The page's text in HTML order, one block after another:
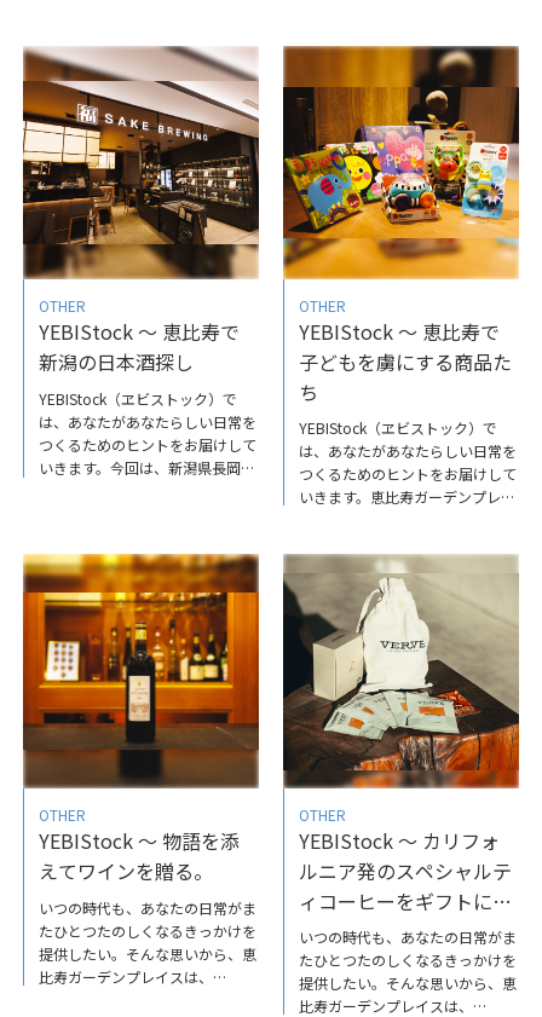
のご紹介です。賃貸でも手軽に模
様替えが楽しめるので、ぜひ一度
訪れて、毎日の暮らしを彩るヒン
トを探してみてはいかがでしょう
か。詳しくはこちらから
YEBIStock～DIY初体験でも楽し
める都市型店舗
ろんのこと、ランチ会食にも活用
できる『LUCISGARDEN恵比寿』
のご紹介です。 おすすめの逸品
は『モッツアレラ入り海老のオリ
エンタルチリソース』。新感覚の
海老チリを味わって、新たな中華
の世界を感じてみてください
♪ 詳しくはこちらからYEBIStock
～プリプリ食感が美味な新感覚の
海老チリ
OTHER
YEBIStock ～ 恵比寿で
新潟の日本酒探し
YEBIStock（ヱビストック）で
は、あなたがあなたらしい日常を
つくるための​ヒントをお届けして
いきます。今回は、新潟県長岡市
のご紹介です。店内には主力銘柄
「お福正宗」から厳選した大吟醸
酒、吟醸酒、純米酒をはじめ、
18品種27種類をご用意。新潟定
番の“淡麗辛口”ではなく、米の旨
みと甘味を引き出したアイテムが
充実しています✨イートインカウ
ンターでは気に入った酒をその場
で楽しむことができる「お福酒造
を知っていただく3種飲み比べセ
ット」などがあり、おすすめです
♪詳しくはこちらからYEBIStock
～恵比寿で新潟の日本酒探し
OTHER
YEBIStock ～ 恵比寿で
子どもを虜にする商品た
ち
YEBIStock（ヱビストック）で
は、あなたがあなたらしい日常を
つくるための​ヒントをお届けして
いきます。恵比寿ガーデンプレイ
と玩具の宝庫でもあります。お子
様への読み聞かせの絵本や、甥っ
子姪っ子へのプレゼント、職場の
出産祝いにも、ピッタリな品揃え
をしています。子供から大人まで
ワクワクする玩具や本を探したい
時は、ぜひ一度訪れてみてくださ
い。YEBIStock～恵比寿で子ども
を虜にする商品たち
OTHER
YEBIStock ～ 物語を添
えてワインを贈る。
いつの時代も、あなたの日常がま
たひとつたのしくなるきっかけを
提供したい。そんな思いから、恵
比寿ガーデンプレイスは、
OTHER
YEBIStock ～ カリフォ
ルニア発のスペシャルテ
ィコーヒーをギフトに選
ぶ
いつの時代も、あなたの日常がま
たひとつたのしくなるきっかけを
提供したい。そんな思いから、恵
比寿ガーデンプレイスは、